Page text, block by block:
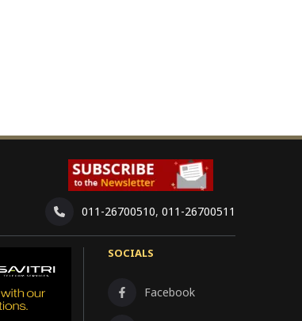
011-26700510, 011-26700511
SOCIALS
Facebook